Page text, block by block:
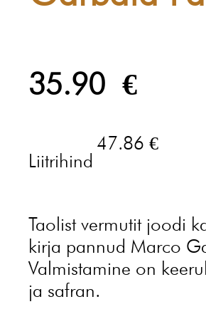
35.90 €
Liitrihind
47.86 €
Taolist vermutit joodi
kirja pannud Marco
Valmistamine on
ja safran.